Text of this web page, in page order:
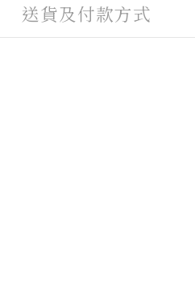
送貨及付款方式